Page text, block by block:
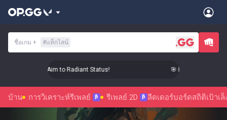
ชื่อเกม + #แท็กไลน์
Level Up Your Aim to Radiant Status! 🎯 Level Up Your
บ้าน การวิเคราะห์รีเพลย์ β รีเพลย์ 2D β ลีดเดอร์บอร์ดสถิติเป้าเล็